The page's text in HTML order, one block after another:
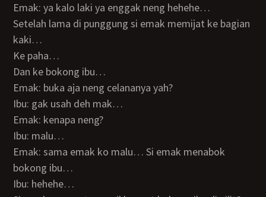
Emak: ya kalo laki ya enggak neng hehehe…
Setelah lama di punggung si emak memijat ke bagian
kaki…
Ke paha…
Dan ke bokong ibu…
Emak: buka aja neng celananya yah?
Ibu: gak usah deh mak…
Emak: kenapa neng?
Ibu: malu…
Emak: sama emak ko malu… Si emak menabok
bokong ibu…
Ibu: hehehe…